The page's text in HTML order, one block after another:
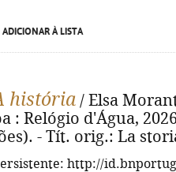
ADICIONAR À LISTA
história / Elsa
: Relógio d'Água,
- Tít. orig.: La
http://